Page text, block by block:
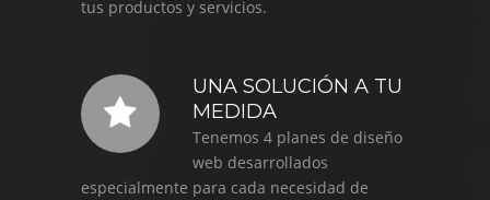
tus productos y servicios.
UNA SOLUCIÓN A TU
MEDIDA
Tenemos 4 planes de diseño
web desarrollados
especialmente para cada necesidad de